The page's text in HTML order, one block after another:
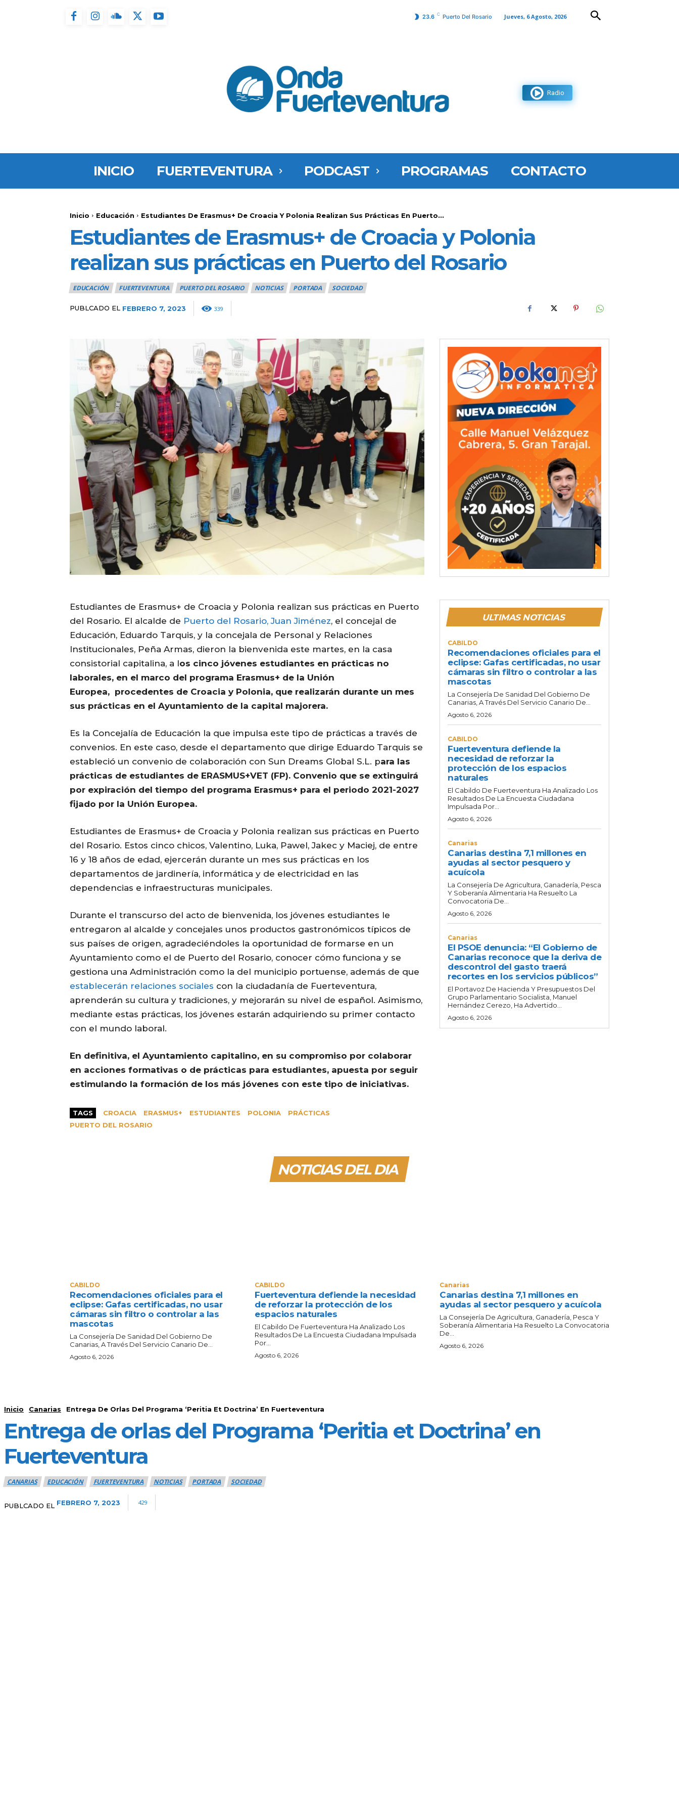
23.6 C Puerto Del Rosario Jueves, 6 Agosto, 2026
Radio
INICIO FUERTEVENTURA PODCAST PROGRAMAS CONTACTO
Inicio Educación Estudiantes De Erasmus+ De Croacia Y Polonia Realizan Sus Prácticas En Puerto...
Estudiantes de Erasmus+ de Croacia y Polonia
realizan sus prácticas en Puerto del Rosario
EDUCACIÓN FUERTEVENTURA PUERTO DEL ROSARIO NOTICIAS PORTADA SOCIEDAD
PUBLCADO EL FEBRERO 7, 2023 339
Estudiantes de Erasmus+ de Croacia y Polonia realizan sus prácticas en Puerto
del Rosario. El alcalde de Puerto del Rosario, Juan Jiménez, el concejal de
Educación, Eduardo Tarquis, y la concejala de Personal y Relaciones
Institucionales, Peña Armas, dieron la bienvenida este martes, en la casa
consistorial capitalina, a los cinco jóvenes estudiantes en prácticas no
laborales, en el marco del programa Erasmus+ de la Unión
Europea, procedentes de Croacia y Polonia, que realizarán durante un mes
sus prácticas en el Ayuntamiento de la capital majorera.
Es la Concejalía de Educación la que impulsa este tipo de prácticas a través de
convenios. En este caso, desde el departamento que dirige Eduardo Tarquis se
estableció un convenio de colaboración con Sun Dreams Global S.L. para las
prácticas de estudiantes de ERASMUS+VET (FP). Convenio que se extinguirá
por expiración del tiempo del programa Erasmus+ para el periodo 2021-2027
fijado por la Unión Europea.
Estudiantes de Erasmus+ de Croacia y Polonia realizan sus prácticas en Puerto
del Rosario. Estos cinco chicos, Valentino, Luka, Pawel, Jakec y Maciej, de entre
16 y 18 años de edad, ejercerán durante un mes sus prácticas en los
departamentos de jardinería, informática y de electricidad en las
dependencias e infraestructuras municipales.
Durante el transcurso del acto de bienvenida, los jóvenes estudiantes le
entregaron al alcalde y concejales unos productos gastronómicos típicos de
sus países de origen, agradeciéndoles la oportunidad de formarse en un
Ayuntamiento como el de Puerto del Rosario, conocer cómo funciona y se
gestiona una Administración como la del municipio portuense, además de que
establecerán relaciones sociales con la ciudadanía de Fuerteventura,
aprenderán su cultura y tradiciones, y mejorarán su nivel de español. Asimismo,
mediante estas prácticas, los jóvenes estarán adquiriendo su primer contacto
con el mundo laboral.
En definitiva, el Ayuntamiento capitalino, en su compromiso por colaborar
en acciones formativas o de prácticas para estudiantes, apuesta por seguir
estimulando la formación de los más jóvenes con este tipo de iniciativas.
TAGS CROACIA ERASMUS+ ESTUDIANTES POLONIA
PRÁCTICAS
PUERTO DEL ROSARIO
ULTIMAS NOTICIAS
CABILDO
Recomendaciones oficiales para el
eclipse: Gafas certificadas, no usar
cámaras sin filtro o controlar a las
mascotas
La Consejería De Sanidad Del Gobierno De
Canarias, A Través Del Servicio Canario De...
Agosto 6, 2026
CABILDO
Fuerteventura defiende la
necesidad de reforzar la
protección de los espacios
naturales
El Cabildo De Fuerteventura Ha Analizado Los
Resultados De La Encuesta Ciudadana
Impulsada Por...
Agosto 6, 2026
Canarias
Canarias destina 7,1 millones en
ayudas al sector pesquero y
acuícola
La Consejería De Agricultura, Ganadería, Pesca
Y Soberanía Alimentaria Ha Resuelto La
Convocatoria De...
Agosto 6, 2026
Canarias
El PSOE denuncia: “El Gobierno de
Canarias reconoce que la deriva de
descontrol del gasto traerá
recortes en los servicios públicos”
El Portavoz De Hacienda Y Presupuestos Del
Grupo Parlamentario Socialista, Manuel
Hernández Cerezo, Ha Advertido...
Agosto 6, 2026
NOTICIAS DEL DIA
CABILDO
Recomendaciones oficiales para el
eclipse: Gafas certificadas, no usar
cámaras sin filtro o controlar a las
mascotas
La Consejería De Sanidad Del Gobierno De
Canarias, A Través Del Servicio Canario De...
Agosto 6, 2026
CABILDO
Fuerteventura defiende la necesidad
de reforzar la protección de los
espacios naturales
El Cabildo De Fuerteventura Ha Analizado Los
Resultados De La Encuesta Ciudadana Impulsada
Por...
Agosto 6, 2026
Canarias
Canarias destina 7,1 millones en
ayudas al sector pesquero y acuícola
La Consejería De Agricultura, Ganadería, Pesca Y
Soberanía Alimentaria Ha Resuelto La Convocatoria
De...
Agosto 6, 2026